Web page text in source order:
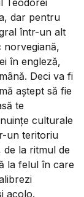
Teodorei
dar pentru
într-un alt
norvegiană,
în engleză,
Deci va fi
aștept să fie
te
culturale
un teritoriu
la ritmul de
la felul în care
acolo.